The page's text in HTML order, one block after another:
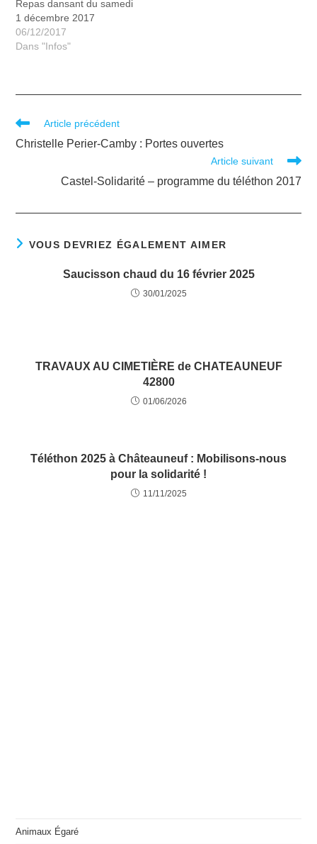
Repas dansant du samedi
1 décembre 2017
06/12/2017
Dans "Infos"
Article précédent
Christelle Perier-Camby : Portes ouvertes
Article suivant
Castel-Solidarité – programme du téléthon 2017
VOUS DEVRIEZ ÉGALEMENT AIMER
Saucisson chaud du 16 février 2025
30/01/2025
TRAVAUX AU CIMETIÈRE de CHATEAUNEUF
42800
01/06/2026
Téléthon 2025 à Châteauneuf : Mobilisons-nous
pour la solidarité !
11/11/2025
Animaux Égaré